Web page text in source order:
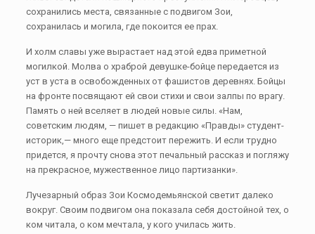
сохранились места, связанные с подвигом Зои,
сохранилась и могила, где покоится ее прах.
И холм славы уже вырастает над этой едва приметной
могилкой. Молва о храброй девушке-бойце передается из
уст в уста в освобожденных от фашистов деревнях. Бойцы
на фронте посвящают ей свои стихи и свои залпы по врагу.
Память о ней вселяет в людей новые силы. «Нам,
советским людям, — пишет в редакцию «Правды» студент-
историк,— много еще предстоит пережить. И если трудно
придется, я прочту снова этот печальный рассказ и погляжу
на прекрасное, мужественное лицо партизанки».
Лучезарный образ Зои Космодемьянской светит далеко
вокруг. Своим подвигом она показала себя достойной тех, о
ком читала, о ком мечтала, у кого училась жить.